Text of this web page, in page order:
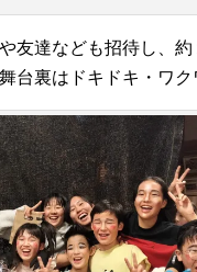
友達なども招待し、
台裏はドキドキ・ワク